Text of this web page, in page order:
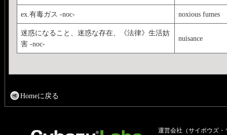
ex.有毒ガス -noc- noxious fumes
迷惑になること、迷惑な存在、《法律》生活妨
害 -noc-
nuisance
Homeに戻る
運営会社（サイボウズ・